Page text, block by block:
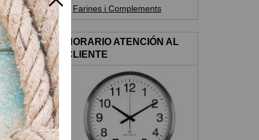
10 min
Farines i Complements
HORARIO ATENCIÓN AL
CLIENTE